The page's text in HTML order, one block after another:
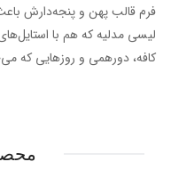
فرم قالب پهن و پنجه‌دارش
لیسی مدلیه که هم با
کافه، دورهمی و روزهایی که